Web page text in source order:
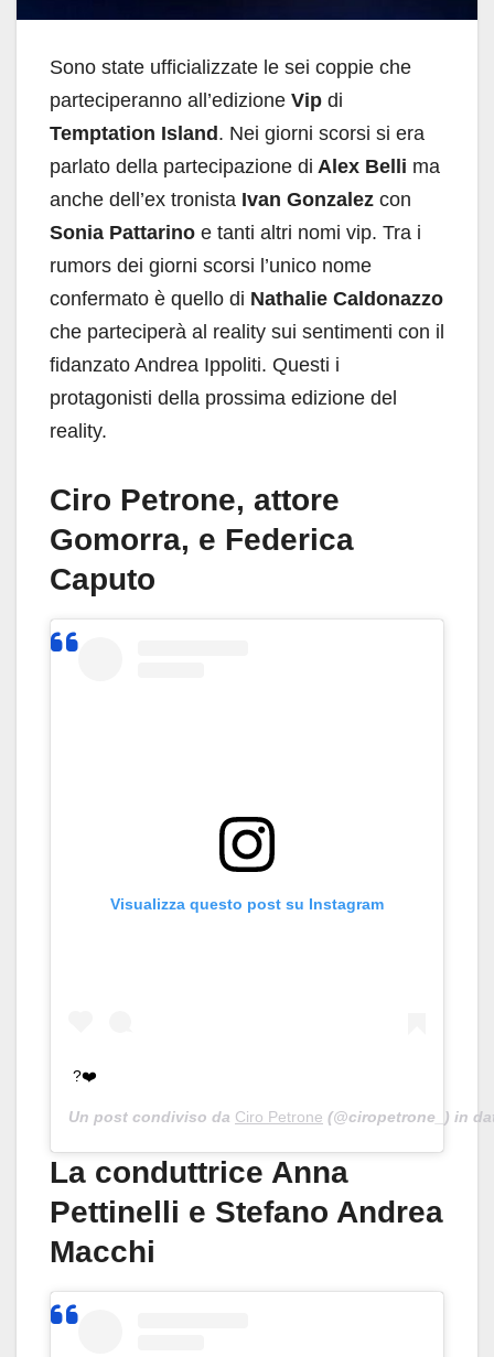
Sono state ufficializzate le sei coppie che
parteciperanno all’edizione Vip di
Temptation Island . Nei giorni scorsi si era
parlato della partecipazione di Alex Belli ma
anche dell’ex tronista Ivan Gonzalez con
Sonia Pattarino e tanti altri nomi vip. Tra i
rumors dei giorni scorsi l’unico nome
confermato è quello di Nathalie Caldonazzo
che parteciperà al reality sui sentimenti con il
fidanzato Andrea Ippoliti. Questi i
protagonisti della prossima edizione del
reality.
Ciro Petrone, attore
Gomorra, e Federica
Caputo
Visualizza questo post su Instagram
?❤️
Un post condiviso da Ciro Petrone (@ciropetrone_) in
La conduttrice Anna
Pettinelli e Stefano Andrea
Macchi